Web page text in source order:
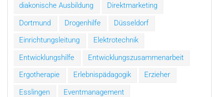
diakonische Ausbildung
Direktmarketing
Dortmund
Drogenhilfe
Düsseldorf
Einrichtungsleitung
Elektrotechnik
Entwicklungshilfe
Entwicklungszusammenarbeit
Ergotherapie
Erlebnispädagogik
Erzieher
Esslingen
Eventmanagement